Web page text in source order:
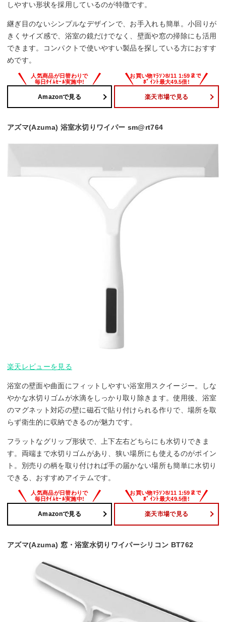
しやすい形状を採用しているのが特徴です。
継ぎ目のないシンプルなデザインで、お手入れも簡単。小回りが
きくサイズ感で、浴室の鏡だけでなく、壁面や窓の掃除にも活用
できます。コンパクトで使いやすい製品を探している方におすす
めです。
Amazonで見る 楽天市場で見る
アズマ(Azuma) 浴室水切りワイパー sm@rt764
楽天レビューを見る
浴室の壁面や曲面にフィットしやすい浴室用スクイージー。しな
やかな水切りゴムが水滴をしっかり取り除きます。使用後、浴室
のマグネット対応の壁に磁石で貼り付けられる作りで、場所を取
らず衛生的に収納できるのが魅力です。
フラットなグリップ形状で、上下左右どちらにも水切りできま
す。両端まで水切りゴムがあり、狭い場所にも使えるのがポイン
ト。別売りの柄を取り付ければ手の届かない場所も簡単に水切り
できる、おすすめアイテムです。
Amazonで見る 楽天市場で見る
アズマ(Azuma) 窓・浴室水切りワイパーシリコン BT762